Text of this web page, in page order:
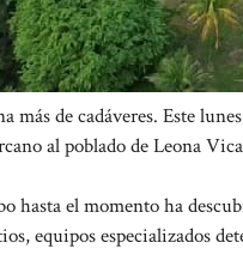
más de cadáveres. Este
al poblado de Leona
hasta el momento ha
equipos especializados